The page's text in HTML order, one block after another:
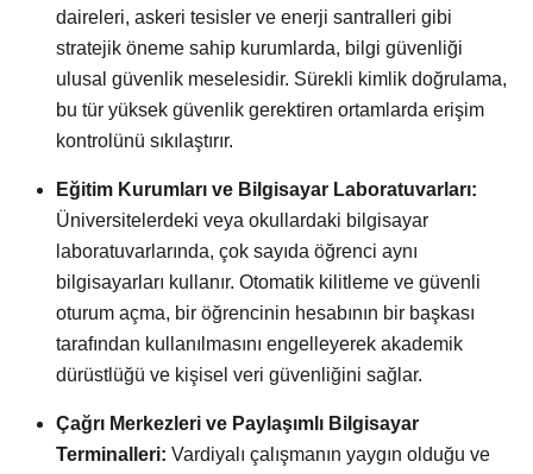
daireleri, askeri tesisler ve enerji santralleri gibi
stratejik öneme sahip kurumlarda, bilgi güvenliği
ulusal güvenlik meselesidir. Sürekli kimlik doğrulama,
bu tür yüksek güvenlik gerektiren ortamlarda erişim
kontrolünü sıkılaştırır.
Eğitim Kurumları ve Bilgisayar Laboratuvarları:
Üniversitelerdeki veya okullardaki bilgisayar
laboratuvarlarında, çok sayıda öğrenci aynı
bilgisayarları kullanır. Otomatik kilitleme ve güvenli
oturum açma, bir öğrencinin hesabının bir başkası
tarafından kullanılmasını engelleyerek akademik
dürüstlüğü ve kişisel veri güvenliğini sağlar.
Çağrı Merkezleri ve Paylaşımlı Bilgisayar
Terminalleri: Vardiyalı çalışmanın yaygın olduğu ve